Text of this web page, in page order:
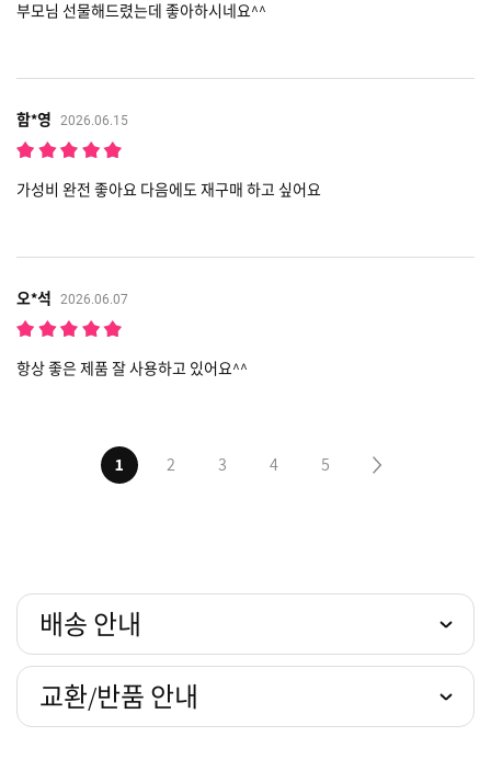
부모님 선물해드렸는데 좋아하시네요^^
함*영 2026.06.15
가성비 완전 좋아요 다음에도 재구매 하고 싶어요
오*석 2026.06.07
항상 좋은 제품 잘 사용하고 있어요^^
1 2 3 4 5
배송 안내
교환/반품 안내